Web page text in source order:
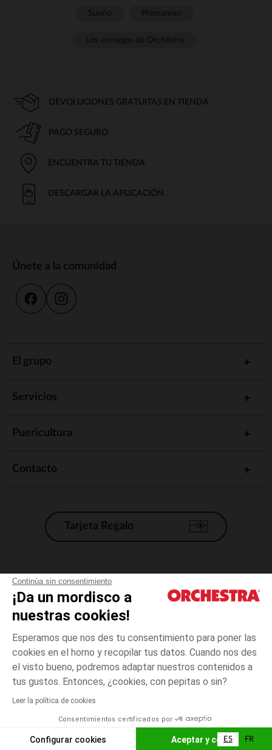
Continúa sin consentimiento
¡Da un mordisco a
nuestras cookies!
Esperamos que nos des tu consentimiento para poner las
cookies en el horno y recopilar tus datos. Cuando nos des
el visto bueno, podremos adaptar nuestros contenidos a
tus gustos. Entonces, ¿cookies, con pepitas o sin?
Leer la política de cookies
Consentimientos certificados por
Configurar cookies Aceptar y cerrar
3
El pago medidante
AÑADIR A LA CESTA
DEVOLUCIONES GRATUITAS EN TIENDA
PAGO SEGURO
ENCUENTRA TU TIENDA
DESCARGAR LA APLICACIÓN
Únete a la comunidad
El grupo
Servicios
Puericultura
Contacto
Tarjeta Regalo
Condiciones generales de venta
Aviso Legal
*Condiciones de las ofertas actuales
Gestión de las cookies
Accesibilidad: no conforme
Orchestra adhiere al código de ética de la Federación Francesa de comercio
electrónico y venta a distancia (FEVAD) y al sistema de mediación de
ES FR